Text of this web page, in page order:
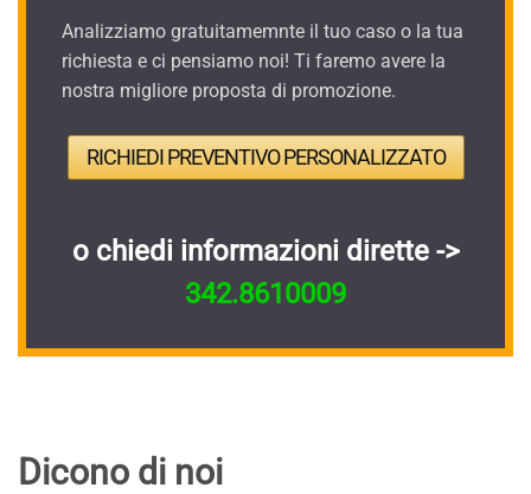
Analizziamo gratuitamemnte il tuo caso o la tua
richiesta e ci pensiamo noi! Ti faremo avere la
nostra migliore proposta di promozione.
RICHIEDI PREVENTIVO PERSONALIZZATO
o chiedi informazioni dirette ->
342.8610009
Dicono di noi